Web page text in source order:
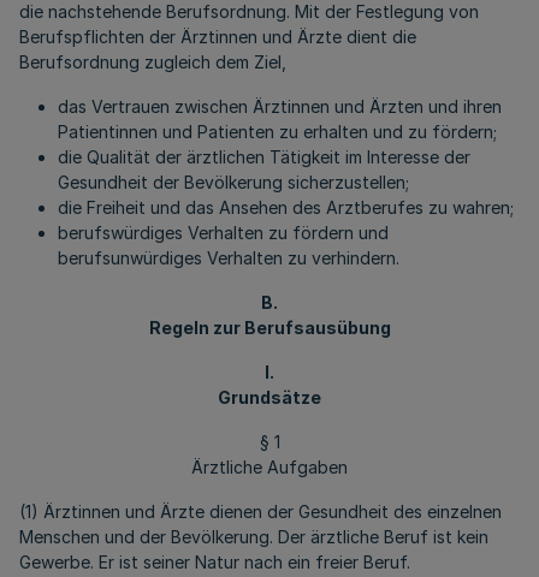
die nachstehende Berufsordnung. Mit der Festlegung von
Berufspflichten der Ärztinnen und Ärzte dient die
Berufsordnung zugleich dem Ziel,
das Vertrauen zwischen Ärztinnen und Ärzten und ihren
Patientinnen und Patienten zu erhalten und zu fördern;
die Qualität der ärztlichen Tätigkeit im Interesse der
Gesundheit der Bevölkerung sicherzustellen;
die Freiheit und das Ansehen des Arztberufes zu wahren;
berufswürdiges Verhalten zu fördern und
berufsunwürdiges Verhalten zu verhindern.
B.
Regeln zur Berufsausübung
I.
Grundsätze
§ 1
Ärztliche Aufgaben
(1) Ärztinnen und Ärzte dienen der Gesundheit des einzelnen
Menschen und der Bevölkerung. Der ärztliche Beruf ist kein
Gewerbe. Er ist seiner Natur nach ein freier Beruf.